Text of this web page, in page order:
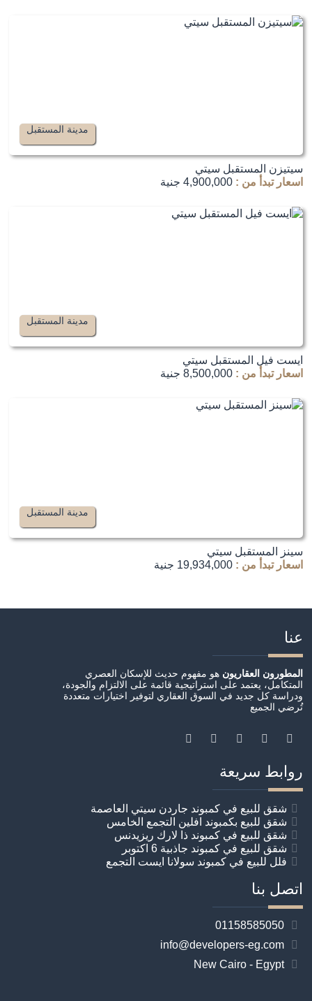
مدينة المستقبل
سيتيزن المستقبل سيتي
اسعار تبدأ من : 4,900,000 جنية
مدينة المستقبل
ايست فيل المستقبل سيتي
اسعار تبدأ من : 8,500,000 جنية
مدينة المستقبل
سينز المستقبل سيتي
اسعار تبدأ من : 19,934,000 جنية
عنا
المطورون العقاريون هو مفهوم حديث للإسكان العصري
المتكامل، يعتمد على استراتيجية قائمة على الالتزام والجودة،
ودراسة كل جديد في السوق العقاري لتوفير اختيارات متعددة
تُرضي الجميع
روابط سريعة
شقق للبيع في كمبوند جاردن سيتي العاصمة
شقق للبيع بكمبوند افلين التجمع الخامس
شقق للبيع في كمبوند ذا لارك ريزيدنس
شقق للبيع في كمبوند جاذبية 6 اكتوبر
فلل للبيع في كمبوند سولانا ايست التجمع
اتصل بنا
New Cairo - Egypt